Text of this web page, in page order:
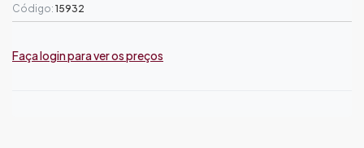
Código: 15932
Faça login para ver os preços